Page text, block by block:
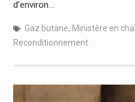
d’environ…
Gaz butane, Ministère en
Reconditionnement